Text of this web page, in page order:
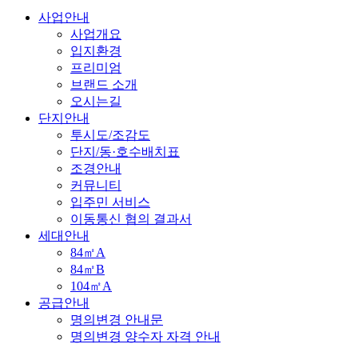
사업안내
사업개요
입지환경
프리미엄
브랜드 소개
오시는길
단지안내
투시도/조감도
단지/동·호수배치표
조경안내
커뮤니티
입주민 서비스
이동통신 협의 결과서
세대안내
84㎡A
84㎡B
104㎡A
공급안내
명의변경 안내문
명의변경 양수자 자격 안내